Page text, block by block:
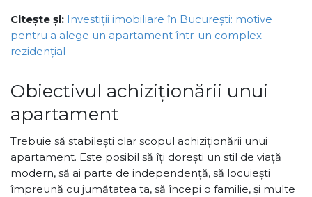
Citește și: Investiții imobiliare în București: motive
pentru a alege un apartament într-un complex
rezidențial
Obiectivul achiziționării unui
apartament
Trebuie să stabilești clar scopul achiziționării unui
apartament. Este posibil să îți dorești un stil de viață
modern, să ai parte de independență, să locuiești
împreună cu jumătatea ta, să începi o familie, și multe